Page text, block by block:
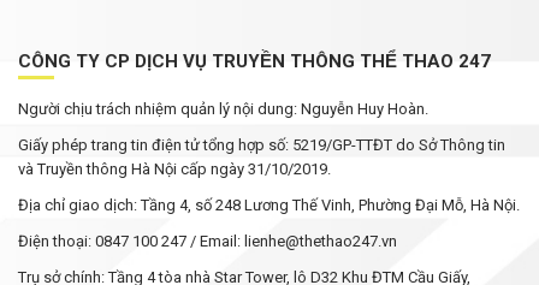
CÔNG TY CP DỊCH VỤ TRUYỀN THÔNG THỂ THAO 247
Người chịu trách nhiệm quản lý nội dung: Nguyễn Huy Hoàn.
Giấy phép trang tin điện tử tổng hợp số: 5219/GP-TTĐT do Sở Thông tin
và Truyền thông Hà Nội cấp ngày 31/10/2019.
Địa chỉ giao dịch: Tầng 4, số 248 Lương Thế Vinh, Phường Đại Mỗ, Hà Nội.
Điện thoại: 0847 100 247 / Email: lienhe@thethao247.vn
Trụ sở chính: Tầng 4 tòa nhà Star Tower, lô D32 Khu ĐTM Cầu Giấy,